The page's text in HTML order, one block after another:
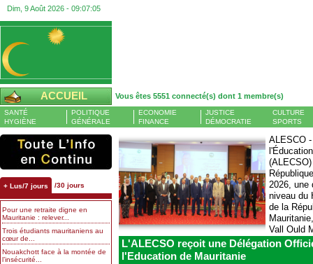
Dim, 9 Août 2026 - 09:07:06
ACCUEIL Vous êtes 5551 connecté(s) dont 1 membre(s)
SANTÉ
HYGIÈNE
POLITIQUE
GÉNÉRALE
ECONOMIE
FINANCE
JUSTICE
DÉMOCRATIE
CULTURE
SPORTS
+ Lus/7 jours /30 jours
Pour une retraite digne en
Mauritanie : relever...
Trois étudiants mauritaniens au
cœur de...
Nouakchott face à la montée de
l’insécurité...
ALESCO
2026, une
niveau du
de la
Vall Ould
du...
L'ALECSO reçoit une Délégation
l'Education de Mauritanie
Tasiast : production en légère
mine d’or de Mauritanie à mi-
du
le
filière
par la
des
exploitations...